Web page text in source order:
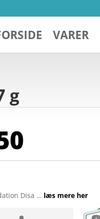
VARER
g
Disa … læs mere her